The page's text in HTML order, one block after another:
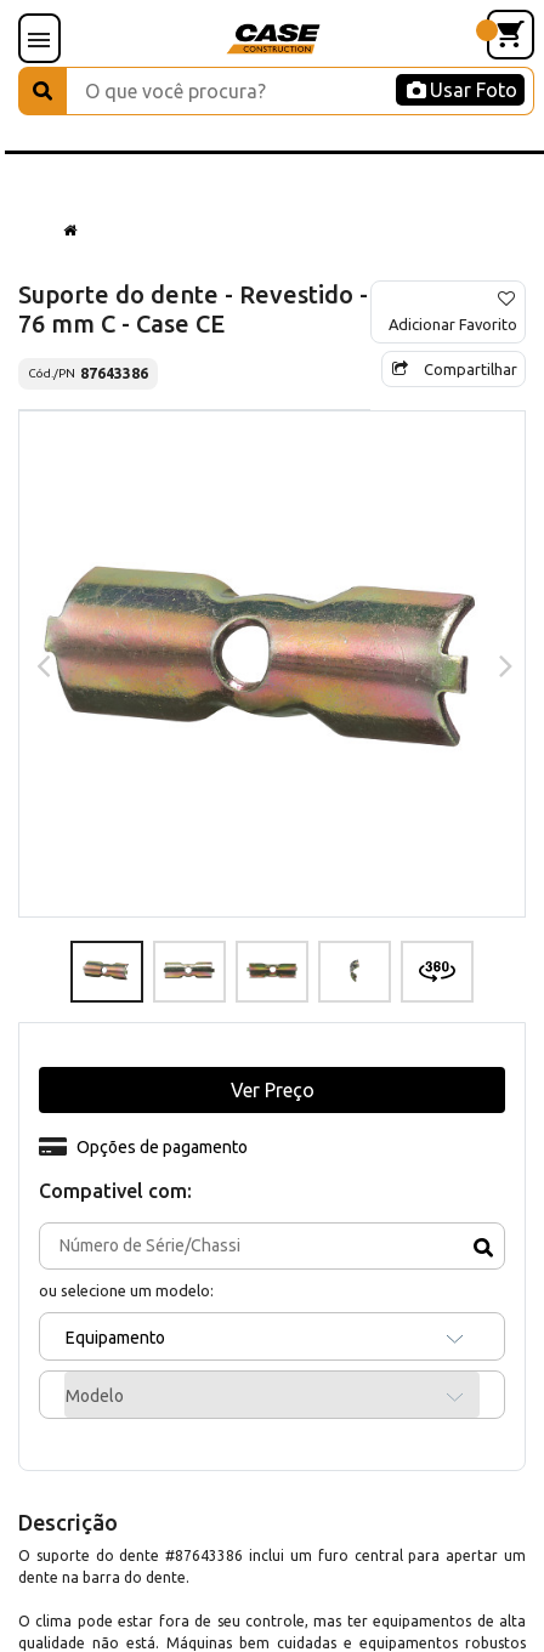
Usar Foto
Suporte do dente - Revestido -
76 mm C - Case CE
Cód./PN 87643386
Adicionar Favorito
Compartilhar
Compativel com:
ou selecione um modelo:
Equipamento
Modelo
Opções de pagamento
Ver Preço
Descrição
O suporte do dente #87643386 inclui um furo central para apertar um
dente na barra do dente.
O clima pode estar fora de seu controle, mas ter equipamentos de alta
qualidade não está. Máquinas bem cuidadas e equipamentos robustos